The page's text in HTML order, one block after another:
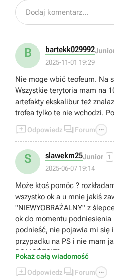
Dodaj komentarz...
B bartekk029992
2025-11-01 19:29
Nie moge wbić teofeum. Na
Wszystkie terytoria mam na
artefakty ekskalibur też
trofea tylko te nie wchodzi.
Odpowiedz  Forum 
S slawekm25Junior 1
2025-06-07 19:14
Może ktoś pomóc ?
wszystko ok a u mnie jakiś
"NIEWYOBRAŻALNY" z
ok do momentu
podnieść, nie pojawia mi się
przypadku na PS i nie mam
POMOŻECIE?
Pokaż całą wiadomość
Odpowiedz  Forum 